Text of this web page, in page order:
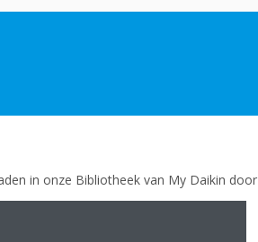
in onze Bibliotheek van My Daikin door